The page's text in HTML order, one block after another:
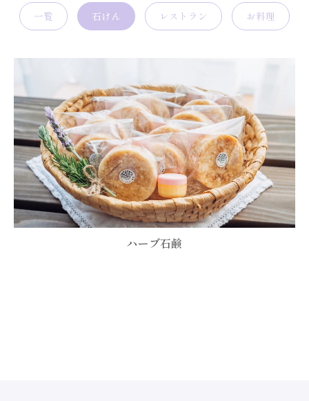
一覧 石けん レストラン お料理
ハーブ石鹸